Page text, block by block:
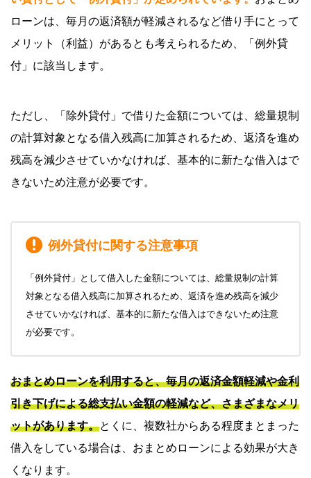
ローンは、毎月の返済額が軽減されるなど借り手にとって
メリット（利益）があるとも考えられるため、「例外貸
付」に該当します。
ただし、「除外貸付」で借りた金額については、総量規制
の計算対象となる借入残高に加算されるため、返済を進め
残高を減少させていかなければ、基本的に新たな借入はで
きないため注意が必要です。
例外貸付に関する注意事項
「例外貸付」として借入した金額については、総量規制の計算
対象となる借入残高に加算されるため、返済を進め残高を減少
させていかなければ、基本的に新たな借入はできないため注意
が必要です。
おまとめローンを利用すると、毎月の返済金額軽減や金利
引き下げによる総支払い金額の軽減など、さまざまなメリ
ットがあります。とくに、複数社からある程度まとまった
借入をしている場合は、おまとめローンによる効果が大き
くなります。